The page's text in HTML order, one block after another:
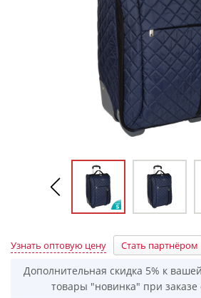
Узнать оптовую цену Стать партнёром
Дополнительная скидка 5% к
товары "новинка" при заказе